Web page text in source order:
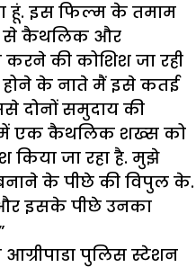
हूं. इस फिल्म के तमाम
से कैथलिक और
करने की कोशिश जा रही
होने के नाते मैं इसे कतई
दोनों समुदाय की
में एक कैथलिक शख्स को
किया जा रहा है. मुझे
के पीछे की विपुल के.
और इसके पीछे उ‌नका
आग्रीपाडा पुलिस स्टेशन